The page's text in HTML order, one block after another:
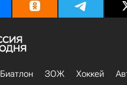
Биатлон ЗОЖ Хоккей